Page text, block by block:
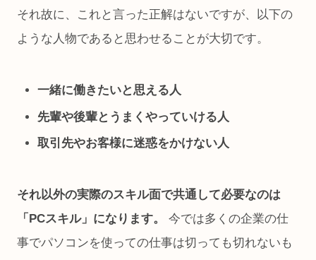
それ故に、これと言った正解はないですが、以下の
ような人物であると思わせることが大切です。
一緒に働きたいと思える人
先輩や後輩とうまくやっていける人
取引先やお客様に迷惑をかけない人
それ以外の実際のスキル面で共通して必要なのは
「PCスキル」になります。
今では多くの企業の仕
事でパソコンを使っての仕事は切っても切れないも